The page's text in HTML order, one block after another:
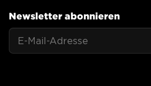
Newsletter abonnieren